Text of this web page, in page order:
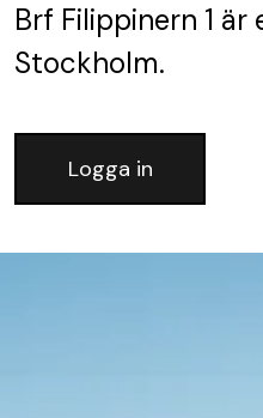
Brf Filippinern 1 är
Stockholm.
Logga in